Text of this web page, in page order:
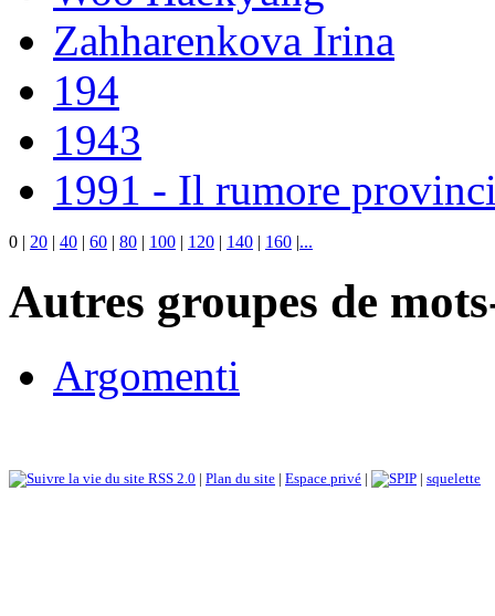
Zahharenkova Irina
194
1943
1991 - Il rumore
0 | 20 | 40 | 60 | 80 | 100 | 120 | 140 | 160 |...
Autres groupes de
Argomenti
RSS 2.0 | Plan du site | Espace privé | | squelette